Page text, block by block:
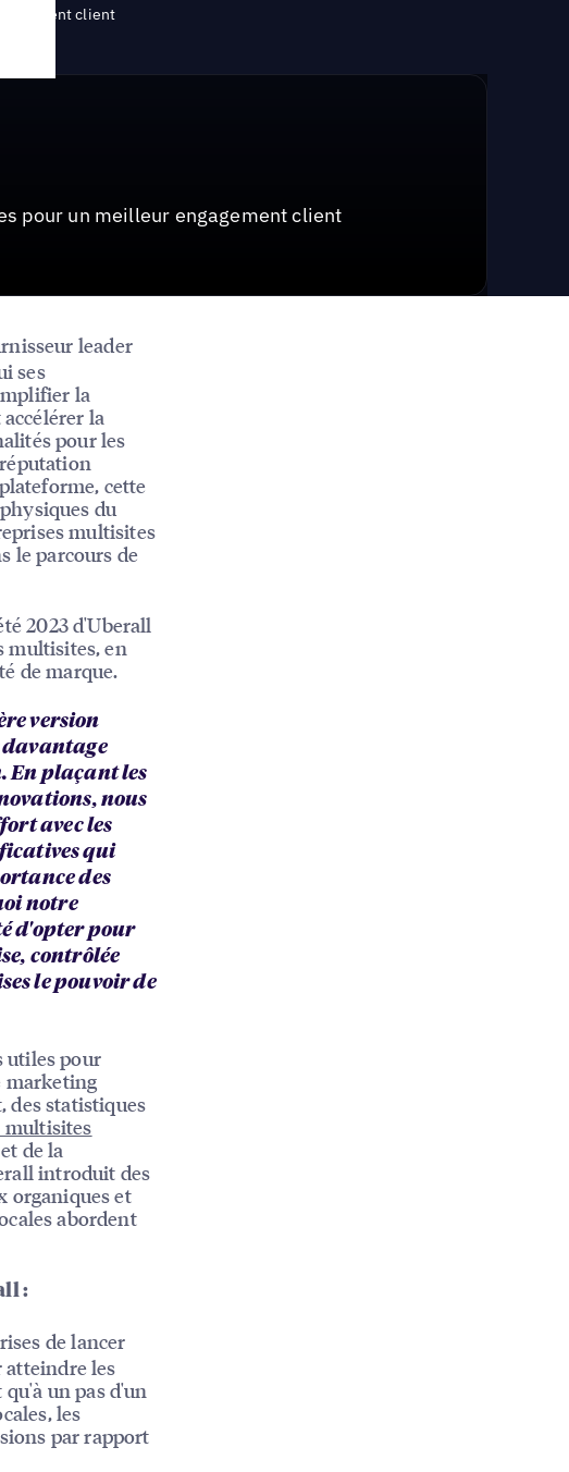
client
pour un meilleur engagement client
leader
ses
la
la
pour les
cette
du
multisites
le parcours de
2023 d'Uberall
multisites, en
de marque.
version
En plaçant les
nous
avec les
qui
des
notre
d'opter pour
contrôlée
le pouvoir de
utiles pour
marketing
des statistiques
multisites
de la
introduit des
organiques et
abordent
:
de lancer
atteindre les
un pas d'un
les
par rapport